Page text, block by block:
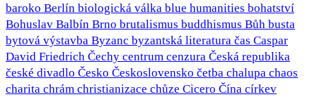
baroko Berlín biologická válka blue humanities bohatství
Bohuslav Balbín Brno brutalismus buddhismus Bůh busta
bytová výstavba Byzanc byzantská literatura čas Caspar
David Friedrich Čechy centrum cenzura Česká republika
české divadlo Česko Československo četba chalupa chaos
charita chrám christianizace chůze Cicero Čína církev